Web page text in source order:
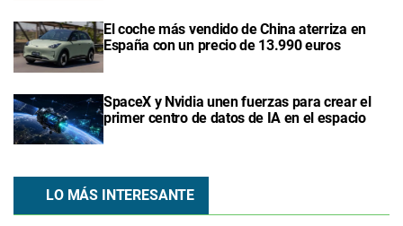
El coche más vendido de China aterriza en
España con un precio de 13.990 euros
SpaceX y Nvidia unen fuerzas para crear el
primer centro de datos de IA en el espacio
LO MÁS INTERESANTE